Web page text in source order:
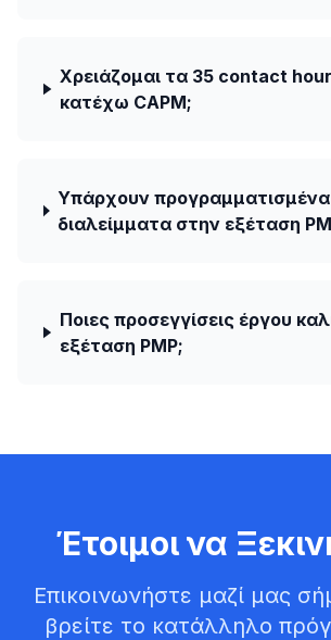
Χρειάζομαι τα 35 contact
κατέχω CAPM;
Υπάρχουν προγραμματισμένα
διαλείμματα στην εξέταση
Ποιες προσεγγίσεις έργου
εξέταση PMP;
Έτοιμοι να
Επικοινωνήστε μαζί μας
βρείτε το κατάλληλο